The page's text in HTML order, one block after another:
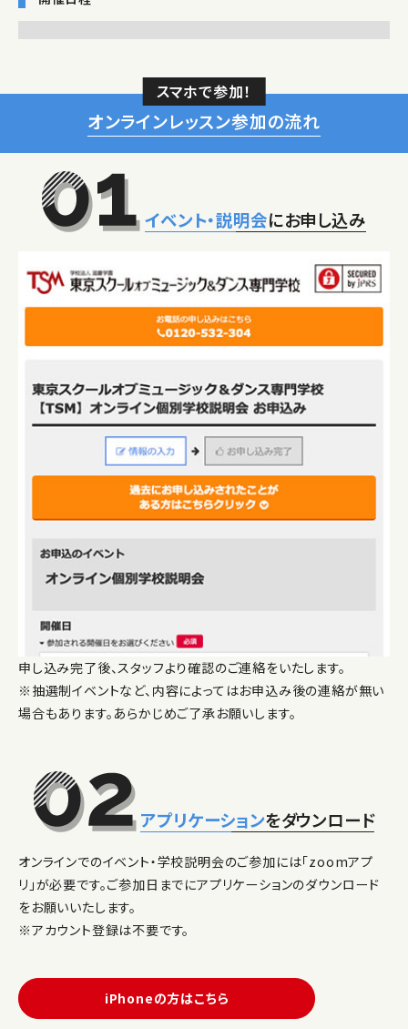
スマホで参加！
オンラインレッスン参加の流れ
イベント・説明会にお申し込み
申し込み完了後、スタッフより確認のご連絡をいたします。
※抽選制イベントなど、内容によってはお申込み後の連絡が無い
場合もあります。あらかじめご了承お願いします。
アプリケーションをダウンロード
オンラインでのイベント・学校説明会のご参加には「zoomアプ
リ」が必要です。ご参加日までにアプリケーションのダウンロード
をお願いいたします。
※アカウント登録は不要です。
iPhoneの方はこちら